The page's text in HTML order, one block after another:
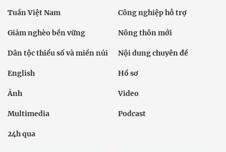
Tuần Việt Nam Công nghiệp hỗ trợ
Giảm nghèo bền vững Nông thôn mới
Dân tộc thiểu số và miền núi Nội dung chuyên đề
English Hồ sơ
Ảnh Video
Multimedia Podcast
24h qua